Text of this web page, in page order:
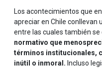
Los acontecimientos que
apreciar en Chile conllevan
entre las cuales también se
normativo que
términos institucionales,
inútil o inmoral. Incluso